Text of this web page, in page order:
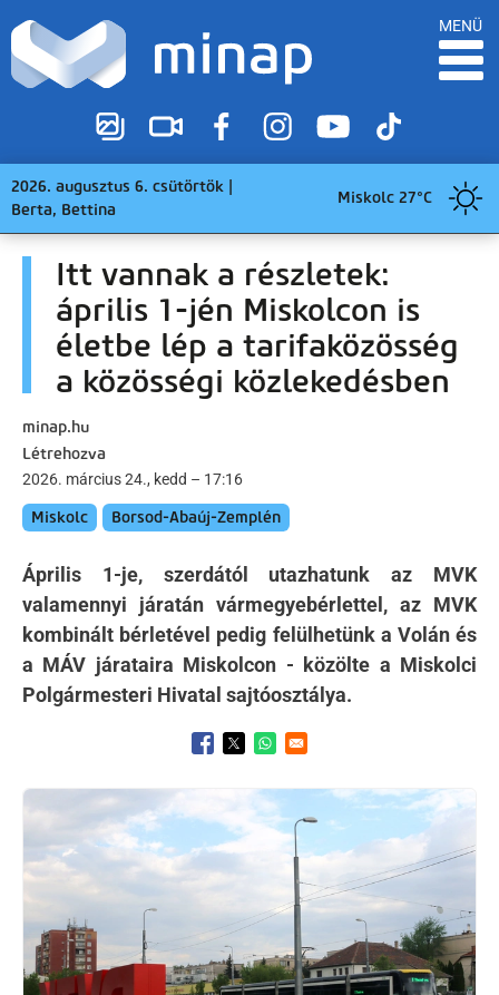
MENÜ
2026. augusztus 6. csütörtök |
Berta, Bettina
Miskolc 27°C
Itt vannak a részletek:
április 1-jén Miskolcon is
életbe lép a tarifaközösség
a közösségi közlekedésben
minap.hu
Létrehozva
2026. március 24., kedd – 17:16
Miskolc Borsod-Abaúj-Zemplén
Április 1-je, szerdától utazhatunk az MVK
valamennyi járatán vármegyebérlettel, az MVK
kombinált bérletével pedig felülhetünk a Volán és
a MÁV járataira Miskolcon - közölte a Miskolci
Polgármesteri Hivatal sajtóosztálya.
Opens in a new window
Opens in a new window
Opens in a new window